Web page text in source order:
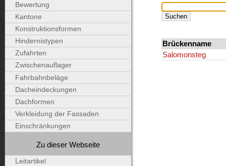
Brückenname
Salomonsteg
Bewertung
Kantone
Konstruktionsformen
Hindernistypen
Zufahrten
Zwischenauflager
Fahrbahnbeläge
Dacheindeckungen
Dachformen
Verkleidung der Fassaden
Einschränkungen
Zu dieser Webseite
Leitartikel